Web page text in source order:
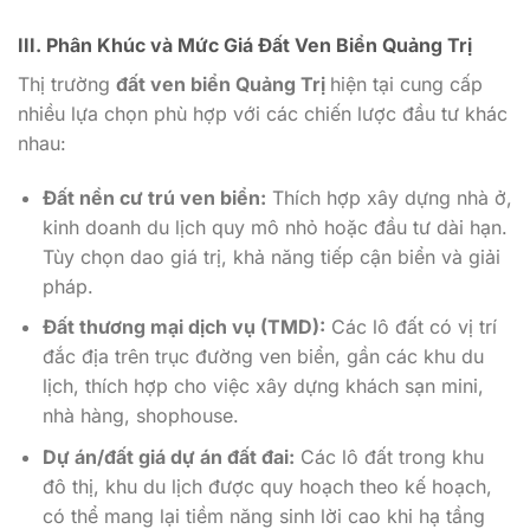
III. Phân Khúc và Mức Giá Đất Ven Biển Quảng Trị
Thị trường đất ven biển Quảng Trị hiện tại cung cấp
nhiều lựa chọn phù hợp với các chiến lược đầu tư khác
nhau:
Đất nền cư trú ven biển: Thích hợp xây dựng nhà ở,
kinh doanh du lịch quy mô nhỏ hoặc đầu tư dài hạn.
Tùy chọn dao giá trị, khả năng tiếp cận biển và giải
pháp.
Đất thương mại dịch vụ (TMD): Các lô đất có vị trí
đắc địa trên trục đường ven biển, gần các khu du
lịch, thích hợp cho việc xây dựng khách sạn mini,
nhà hàng, shophouse.
Dự án/đất giá dự án đất đai: Các lô đất trong khu
đô thị, khu du lịch được quy hoạch theo kế hoạch,
có thể mang lại tiềm năng sinh lời cao khi hạ tầng